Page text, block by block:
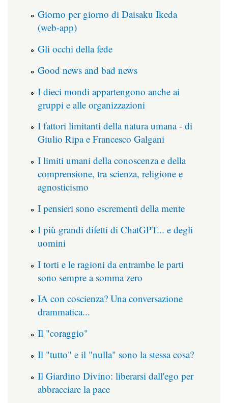
Giorno per giorno di Daisaku Ikeda
(web-app)
Gli occhi della fede
Good news and bad news
I dieci mondi appartengono anche ai
gruppi e alle organizzazioni
I fattori limitanti della natura umana - di
Giulio Ripa e Francesco Galgani
I limiti umani della conoscenza e della
comprensione, tra scienza, religione e
agnosticismo
I pensieri sono escrementi della mente
I più grandi difetti di ChatGPT... e degli
uomini
I torti e le ragioni da entrambe le parti
sono sempre a somma zero
IA con coscienza? Una conversazione
drammatica...
Il "coraggio"
Il "tutto" e il "nulla" sono la stessa cosa?
Il Giardino Divino: liberarsi dall'ego per
abbracciare la pace